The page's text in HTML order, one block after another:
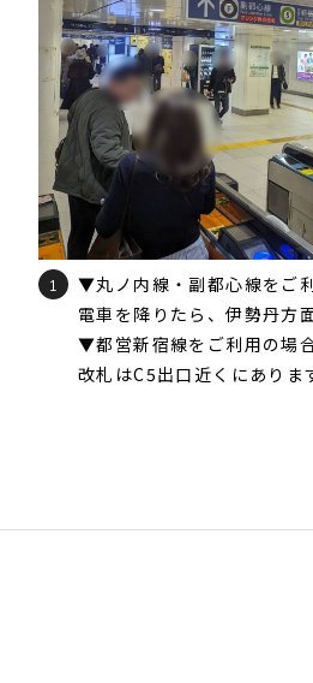
1
▼丸ノ内線・副都心線をご
電車を降りたら、伊勢丹方
▼都営新宿線をご利用の場
改札はC5出口近くにありま